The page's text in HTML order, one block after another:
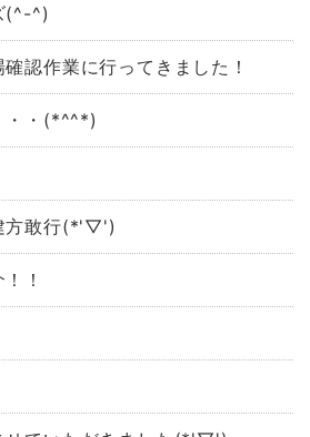
(^-^)
認作業に行ってきました！
・・(*^^*)
方敢行(*'▽')
！